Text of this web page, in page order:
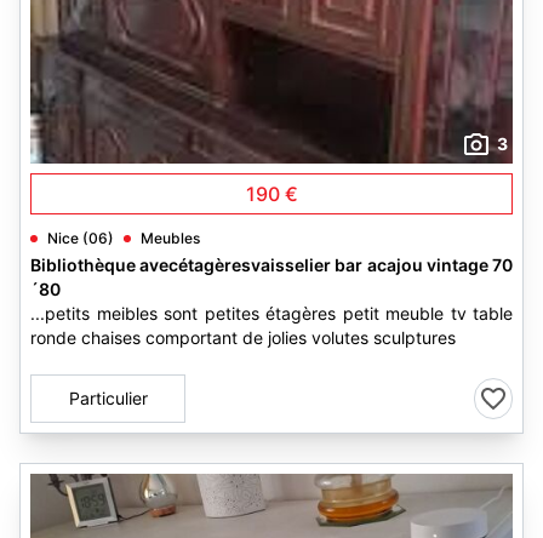
3
190 €
Nice (06) Meubles
Bibliothèque avecétagèresvaisselier bar acajou vintage 70
´80
...petits meibles sont petites étagères petit meuble tv table
ronde chaises comportant de jolies volutes sculptures
Particulier